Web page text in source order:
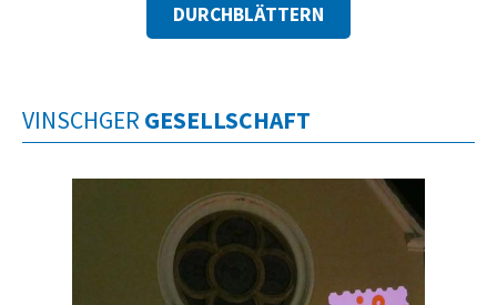
DURCHBLÄTTERN
VINSCHGER GESELLSCHAFT